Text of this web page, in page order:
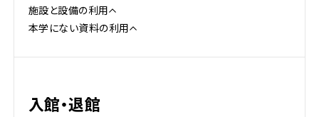
施設と設備の利用
本学にない資料の利用
入館・退館